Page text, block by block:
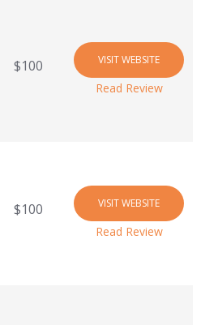
$100 VISIT WEBSITE
Read Review
$100 VISIT WEBSITE
Read Review